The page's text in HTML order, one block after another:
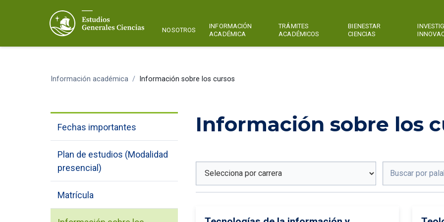
NOSOTROS
INFORMACIÓN
ACADÉMICA
TRÁMITES
ACADÉMICOS
BIENESTAR
CIENCIAS
Información académica / Información sobre los cursos
Fechas importantes
Plan de estudios (Modalidad
presencial)
Matrícula
Información sobre los